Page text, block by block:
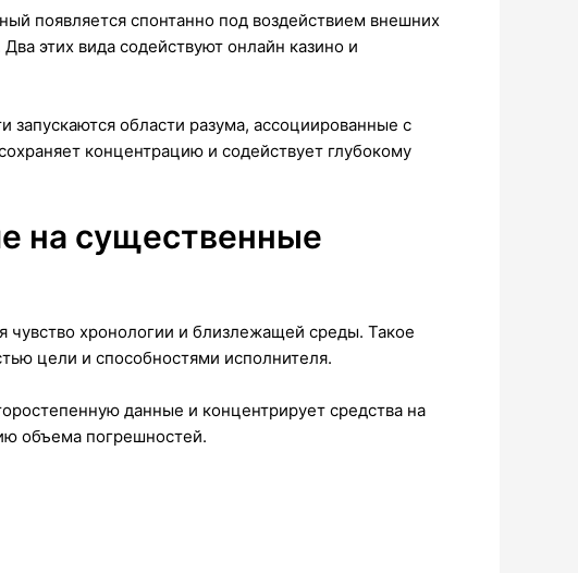
появляется спонтанно под воздействием внешних
этих вида содействуют онлайн казино и
области разума, ассоциированные с
концентрацию и содействует глубокому
на существенные
чувство хронологии и близлежащей среды. Такое
цели и способностями исполнителя.
данные и концентрирует средства на
объема погрешностей.